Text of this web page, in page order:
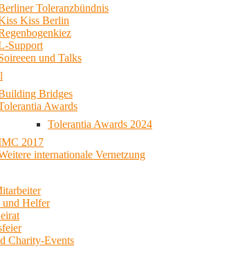
Toleranzbündnis
Kiss Berlin
Support
und Talks
Bridges
Awards
Tolerantia Awards 2024
2017
internationale Vernetzung
und Helfer
Charity-Events